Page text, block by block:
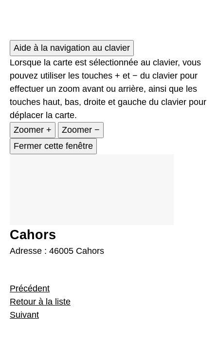
Aide à la navigation au clavier
Lorsque la carte est sélectionnée au clavier, vous
pouvez utiliser les touches + et − du clavier pour
effectuer un zoom avant ou arrière, ainsi que les
touches haut, bas, droite et gauche du clavier pour
déplacer la carte.
Zoomer + Zoomer −
Fermer cette fenêtre
Cahors
Adresse : 46005 Cahors
Précédent
Retour à la liste
Suivant